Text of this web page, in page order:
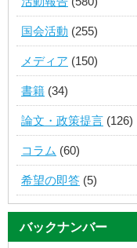
国会活動 (255)
メディア (150)
書籍 (34)
論文・政策提言 (126)
コラム (60)
希望の即答 (5)
バックナンバー